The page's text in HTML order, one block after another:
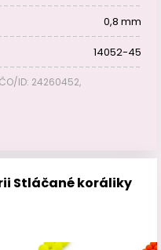
0,8 mm
14052-45
ID: 24260452,
Stláčané koráliky